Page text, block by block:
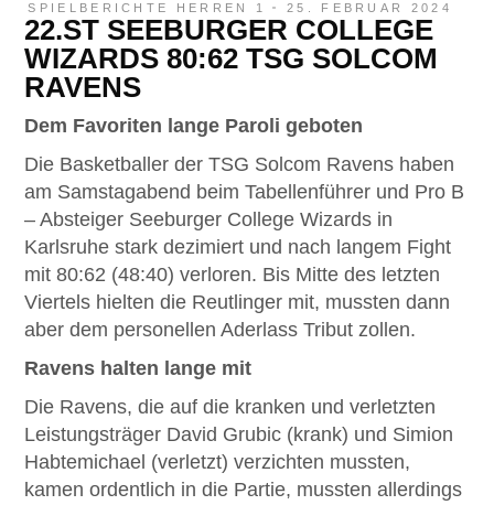
SPIELBERICHTE HERREN 1 25. FEBRUAR 2024
22.ST SEEBURGER COLLEGE
WIZARDS 80:62 TSG SOLCOM
RAVENS
Dem Favoriten lange Paroli geboten
Die Basketballer der TSG Solcom Ravens haben
am Samstagabend beim Tabellenführer und Pro B
– Absteiger Seeburger College Wizards in
Karlsruhe stark dezimiert und nach langem Fight
mit 80:62 (48:40) verloren. Bis Mitte des letzten
Viertels hielten die Reutlinger mit, mussten dann
aber dem personellen Aderlass Tribut zollen.
Ravens halten lange mit
Die Ravens, die auf die kranken und verletzten
Leistungsträger David Grubic (krank) und Simion
Habtemichael (verletzt) verzichten mussten,
kamen ordentlich in die Partie, mussten allerdings